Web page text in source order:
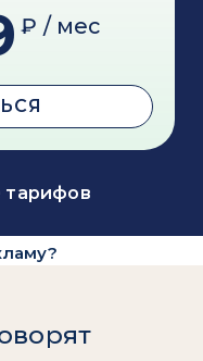
₽ / мес
тарифов